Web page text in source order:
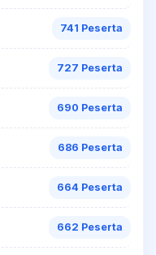
741 Peserta
727 Peserta
690 Peserta
686 Peserta
664 Peserta
662 Peserta